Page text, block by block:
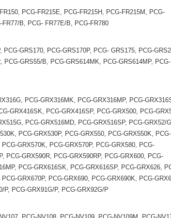
PCG-FR215E, PCG-FR215H, PCG-FR215M, PCG-
B, PCG- FR77E/B, PCG-FR780
GRS170, PCG-GRS170P, PCG- GRS175, PCG-
GRS55/B, PCG-GRS614MK, PCG-GRS614MP, PCG-
PCG-GRX316MK, PCG-GRX316MP, PCG-
GRX416SK, PCG-GRX416SP, PCG-GRX500, PCG-
PCG-GRX516MD, PCG-GRX516SP, PCG-GRX52/
PCG-GRX530P, PCG-GRX550, PCG-GRX550K, PCG-
GRX570K, PCG-GRX570P, PCG-GRX580, PCG-
PCG-GRX590R, PCG-GRX590RP, PCG-GRX600, PCG-
PCG-GRX616SK, PCG-GRX616SP, PCG-GRX626,
GRX670P, PCG-GRX690, PCG-GRX690K, PCG-
P, PCG-GRX91G/P, PCG-GRX92G/P